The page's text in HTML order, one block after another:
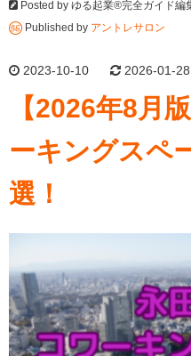
Posted by ゆる起業®完全ガイド編
Published by アントレサロン
2023-10-10 2026-01-28
【2026年8月
ーキングスペ
選！